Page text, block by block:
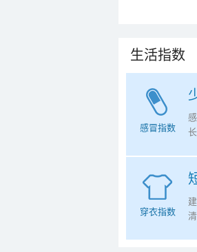
生活指数
感冒指数
穿衣指数